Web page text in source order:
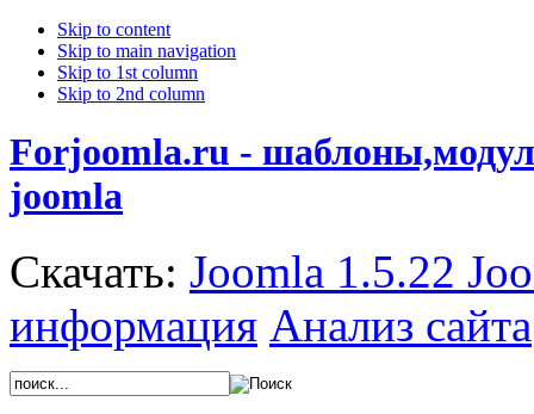
Skip to content
Skip to main navigation
Skip to 1st column
Skip to 2nd column
Forjoomla.ru -
joomla
Скачать: Joomla 1.5.22
информация Анализ сайта